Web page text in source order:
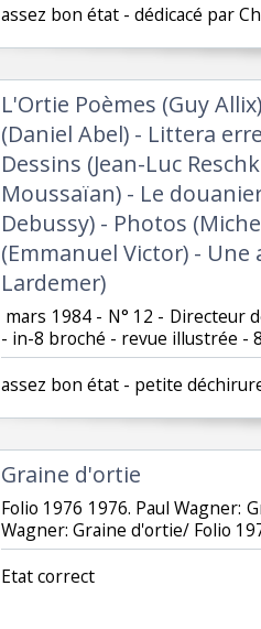
‎assez bon état - dédicacé par
‎L'Ortie Poèmes (Guy
(Daniel Abel) - Littera
Dessins (Jean-Luc
Moussaïan) - Le
Debussy) - Photos
(Emmanuel Victor) -
Lardemer)‎
mars 1984 - N° 12 - Directeur
- in-8 broché - revue illustrée -
‎assez bon état - petite
‎Graine d'ortie‎
‎Folio 1976 1976. Paul Wagner:
Wagner: Graine d'ortie/ Folio
‎Etat correct‎